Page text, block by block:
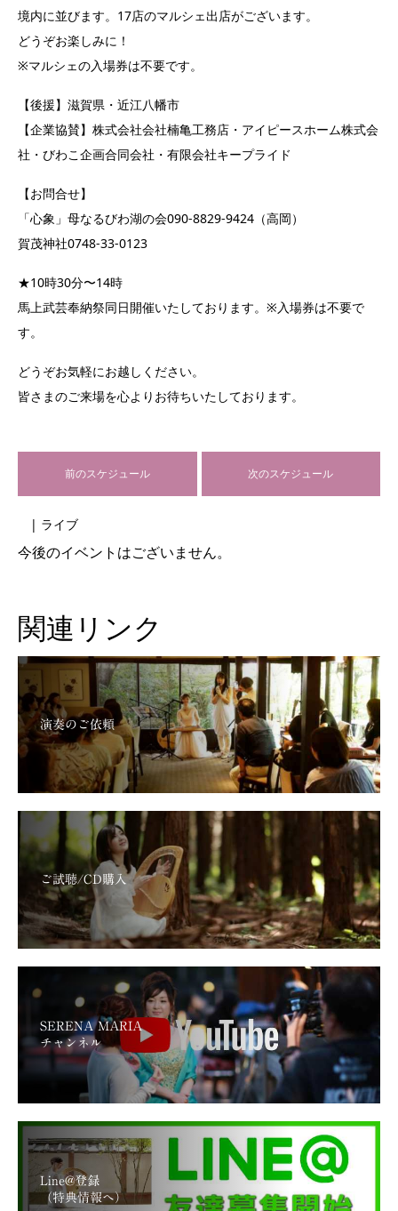
境内に並びます。17店のマルシェ出店がございます。
どうぞお楽しみに！
※マルシェの入場券は不要です。
【後援】滋賀県・近江八幡市
【企業協賛】株式会社会社楠亀工務店・アイピースホーム株式会
社・びわこ企画合同会社・有限会社キープライド
【お問合せ】
「心象」母なるびわ湖の会090-8829-9424（高岡）
賀茂神社0748-33-0123
★10時30分〜14時
馬上武芸奉納祭同日開催いたしております。※入場券は不要で
す。
どうぞお気軽にお越しください。
皆さまのご来場を心よりお待ちいたしております。
前のスケジュール 次のスケジュール
| ライブ
今後のイベントはございません。
関連リンク
演奏のご依頼
ご試聴/CD購入
SERENA MARIA
チャンネル
Line@登録
（特典情報へ）